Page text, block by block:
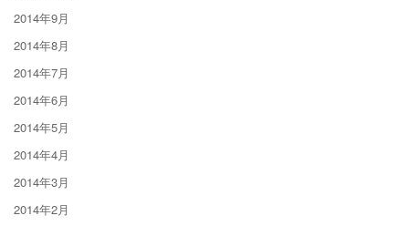
2014年9月
2014年8月
2014年7月
2014年6月
2014年5月
2014年4月
2014年3月
2014年2月